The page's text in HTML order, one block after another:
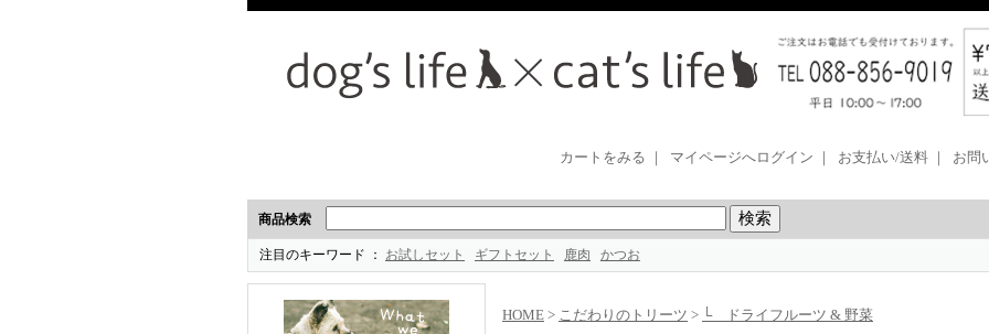
カートをみる ｜ マイページへログイン ｜ お支払い/送料 ｜ お問
商品検索
注目のキーワード お試しセット ギフトセット 鹿肉 かつお
HOME > こだわりのトリーツ > └ ドライフルーツ & 野菜